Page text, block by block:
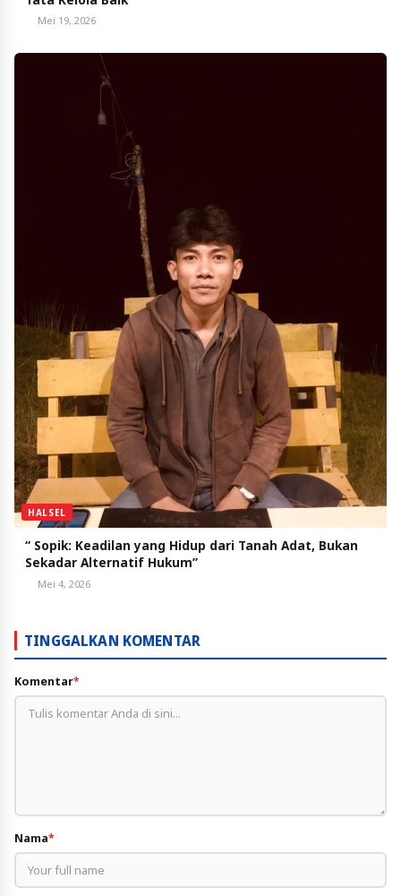
Mei 19, 2026
HALSEL
“ Sopik: Keadilan yang Hidup dari Tanah Adat, Bukan
Sekadar Alternatif Hukum”
Mei 4, 2026
TINGGALKAN KOMENTAR
Komentar*
Nama*